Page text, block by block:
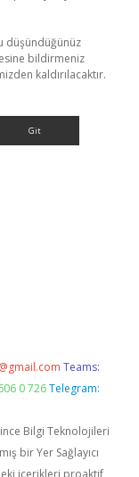
düşündüğünüz
bildirmeniz
kaldırılacaktır.
Teams:
0 726 Telegram:
Bilgi Teknolojileri
bir Yer Sağlayıcı
içerikleri proaktif